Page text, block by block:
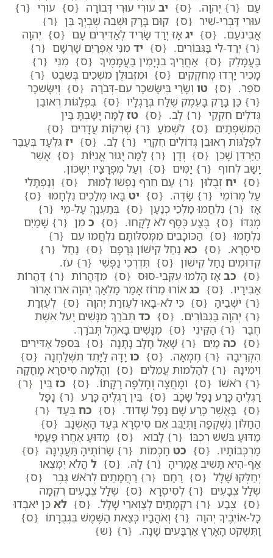
עַם {ר} יְהוָה. {ס} יב עוּרִי עוּרִי דְּבוֹרָה {ס} עוּרִי {ר}
עוּרִי דַּבְּרִי-שִׁיר {ס} קוּם בָּרָק וּשְׁבֵה שֶׁבְיְךָ בֶּן {ר}
אֲבִינֹעַם. {ס} יג אָז יְרַד שָׂרִיד לְאַדִּירִים עָם {ס} יְהוָה
{ר} יְרַד-לִי בַּגִּבּוֹרִים. {ס} יד מִנִּי אֶפְרַיִם שָׁרְשָׁם {ר}
בַּעֲמָלֵק {ס} אַחֲרֶיךָ בִנְיָמִין בַּעֲמָמֶיךָ {ס} מִנִּי {ר}
מָכִיר יָרְדוּ מְחֹקְקִים {ס} וּמִזְּבוּלֻן מֹשְׁכִים בְּשֵׁבֶט {ר}
סֹפֵר. {ס} טו וְשָׂרַי בְּיִשָּׂשכָר עִם-דְּבֹרָה {ס} וְיִשָּׂשכָר
{ר} כֵּן בָּרָק בָּעֵמֶק שֻׁלַּח בְּרַגְלָיו {ס} בִּפְלַגּוֹת רְאוּבֵן
גְּדֹלִים חִקְקֵי {ר} לֵב. {ס} טז לָמָּה יָשַׁבְתָּ בֵּין
הַמִּשְׁפְּתַיִם {ס} לִשְׁמֹעַ {ר} שְׁרִקוֹת עֲדָרִים {ס}
לִפְלַגּוֹת רְאוּבֵן גְּדוֹלִים חִקְרֵי {ר} לֵב. {ס} יז גִּלְעָד בְּעֵבֶר
הַיַּרְדֵּן שָׁכֵן {ס} וְדָן {ר} לָמָּה יָגוּר אֳנִיּוֹת {ס} אָשֵׁר
יָשַׁב לְחוֹף {ר} יַמִּים {ס} וְעַל מִפְרָצָיו יִשְׁכּוֹן.
{ס} יח זְבֻלוּן {ר} עַם חֵרֵף נַפְשׁוֹ לָמוּת {ס} וְנַפְתָּלִי
עַל מְרוֹמֵי {ר} שָׂדֶה. {ס} יט בָּאוּ מְלָכִים נִלְחָמוּ {ס}
אָז {ר} נִלְחֲמוּ מַלְכֵי כְנַעַן {ס} בְּתַעְנַךְ עַל-מֵי {ר}
מְגִדּוֹ {ס} בֶּצַע כֶּסֶף לֹא לָקָחוּ. {ס} כ מִן {ר} שָׁמַיִם
נִלְחָמוּ {ס} הַכּוֹכָבִים מִמְּסִלּוֹתָם נִלְחֲמוּ עִם {ר}
סִיסְרָא. {ס} כא נַחַל קִישׁוֹן גְּרָפָם {ס} נַחַל {ר}
קְדוּמִים נַחַל קִישׁוֹן {ס} תִּדְרְכִי נַפְשִׁי {ר} עֹז.
{ס} כב אָז הָלְמוּ עִקְּבֵי-סוּס {ס} מִדַּהֲרוֹת {ר} דַּהֲרוֹת
אַבִּירָיו. {ס} כג אוֹרוּ מֵרוֹז אָמַר מַלְאַךְ יְהוָה אֹרוּ אָרוֹר
{ר} יֹשְׁבֶיהָ {ס} כִּי לֹא-בָאוּ לְעֶזְרַת יְהוָה {ס} לְעֶזְרַת
{ר} יְהוָה בַּגִּבּוֹרִים. {ס} כד תְּבֹרַךְ מִנָּשִׁים יָעֵל אֵשֶׁת
חֶבֶר {ר} הַקֵּינִי {ס} מִנָּשִׁים בָּאֹהֶל תְּבֹרָךְ.
{ס} כה מַיִם {ר} שָׁאַל חָלָב נָתָנָה {ס} בְּסֵפֶל אַדִּירִים
הִקְרִיבָה {ר} חֶמְאָה. {ס} כו יָדָהּ לַיָּתֵד תִּשְׁלַחְנָה {ס}
וִימִינָהּ {ר} לְהַלְמוּת עֲמֵלִים {ס} וְהָלְמָה סִיסְרָא מָחֲקָה
{ר} רֹאשׁוֹ {ס} וּמָחֲצָה וְחָלְפָה רַקָּתוֹ. {ס} כז בֵּין {ר}
רַגְלֶיהָ כָּרַע נָפַל שָׁכָב {ס} בֵּין רַגְלֶיהָ כָּרַע {ר} נָפָל
{ס} בַּאֲשֶׁר כָּרַע שָׁם נָפַל שָׁדוּד. {ס} כח בְּעַד {ר}
הַחַלּוֹן נִשְׁקְפָה וַתְּיַבֵּב אֵם סִיסְרָא בְּעַד הָאֶשְׁנָב {ס}
מַדּוּעַ בֹּשֵׁשׁ רִכְבּוֹ {ר} לָבוֹא {ס} מַדּוּעַ אֶחֱרוּ פַּעֲמֵי
מַרְכְּבוֹתָיו. {ס} כט חַכְמוֹת {ר} שָׂרוֹתֶיהָ תַּעֲנֶינָּה {ס}
אַף-הִיא תָּשִׁיב אֲמָרֶיהָ {ר} לָהּ. {ס} ל הֲלֹא יִמְצְאוּ
יְחַלְּקוּ שָׁלָל {ס} רַחַם {ר} רַחֲמָתַיִם לְרֹאשׁ גֶּבֶר {ס}
שְׁלַל צְבָעִים {ר} לְסִיסְרָא {ס} שְׁלַל צְבָעִים רִקְמָה
{ס} צֶבַע {ר} רִקְמָתַיִם לְצַוְּארֵי שָׁלָל. {ס} לא כֵּן יֹאבְדוּ
כָל-אוֹיְבֶיךָ יְהוָה {ר} וְאֹהֲבָיו כְּצֵאת הַשֶּׁמֶשׁ בִּגְבֻרָתוֹ {ס}
וַתִּשְׁקֹט הָאָרֶץ אַרְבָּעִים שָׁנָה. {ר} {ש}